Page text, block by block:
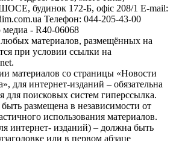
будинок 172-Б, офіс 208/1 E-mail:
Телефон: 044-205-43-00
- R40-06068
материалов, размещённых на
при условии ссылки на
материалов со страницы «Новости
для интернет-изданий – обязательна
для поисковых систем гиперссылка.
размещена в независимости от
использования материалов.
интернет- изданий) – должна быть
или в первом абзаце